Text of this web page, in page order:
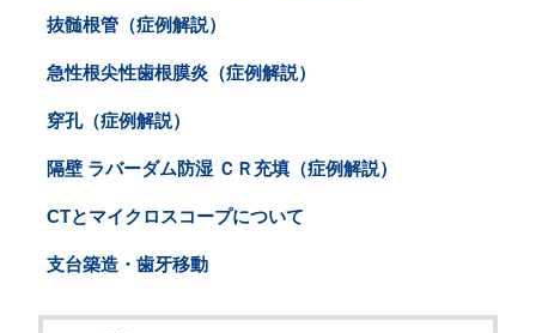
抜髄根管（症例解説）
急性根尖性歯根膜炎（症例解説）
穿孔（症例解説）
隔壁 ラバーダム防湿 ＣＲ充填（症例解説）
CTとマイクロスコープについて
支台築造・歯牙移動